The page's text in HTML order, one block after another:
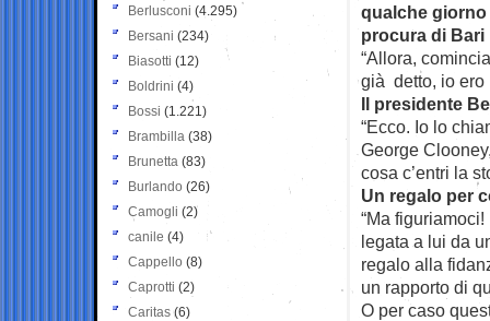
qualche giorno
procura di Bari
“Allora,
già detto, io ero
Il presidente
“Ecco. Io lo
George
cosa c’entri la
Un regalo per
“Ma
legata a lui da
regalo alla
un rapporto di
O per caso
Berlusconi (4.295)
Bersani (234)
Biasotti (12)
Boldrini (4)
Bossi (1.221)
Brambilla (38)
Brunetta (83)
Burlando (26)
Camogli (2)
canile (4)
Cappello (8)
Caprotti (2)
Caritas (6)